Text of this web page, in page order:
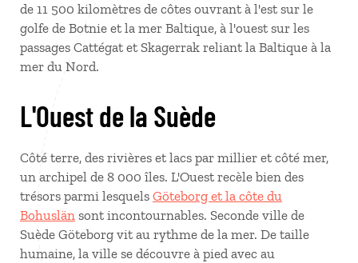
de 11 500 kilomètres de côtes ouvrant à l'est sur le
golfe de Botnie et la mer Baltique, à l'ouest sur les
passages Cattégat et Skagerrak reliant la Baltique à la
mer du Nord.
L'Ouest de la Suède
Côté terre, des rivières et lacs par millier et côté mer,
un archipel de 8 000 îles. L'Ouest recèle bien des
trésors parmi lesquels Göteborg et la côte du
Bohuslän sont incontournables. Seconde ville de
Suède Göteborg vit au rythme de la mer. De taille
humaine, la ville se découvre à pied avec au